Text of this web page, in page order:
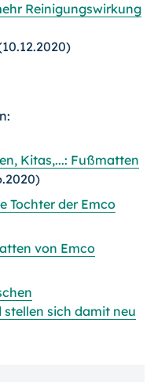
Reinigungswirkung
Kitas,...: Fußmatten
Tochter der Emco
von Emco
sich damit neu